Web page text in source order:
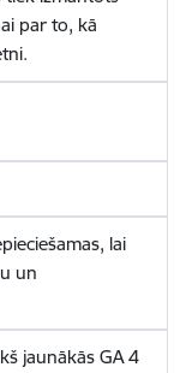
par to, kā
lai
un
jaunākās GA 4